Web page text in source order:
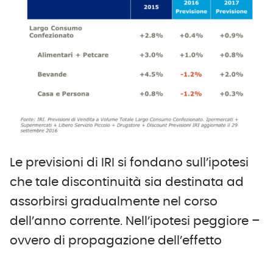
Le previsioni di IRI si fondano sull’ipotesi
che tale discontinuità sia destinata ad
assorbirsi gradualmente nel corso
dell’anno corrente. Nell’ipotesi peggiore –
ovvero di propagazione dell’effetto